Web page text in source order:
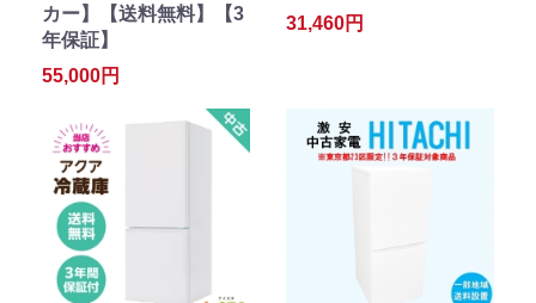
カー】【送料無料】【3
年保証】
55,000円
31,460円